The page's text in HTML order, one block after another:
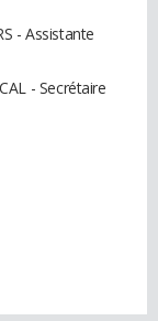
- Assistante
- Secrétaire